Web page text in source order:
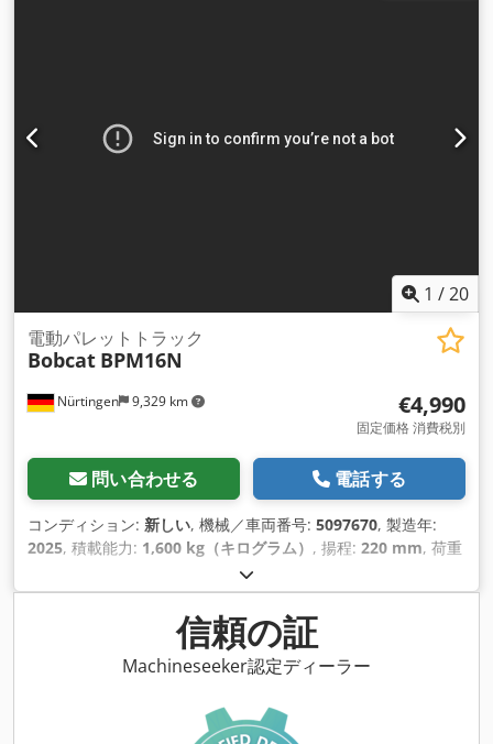
1 /20
Nürtingen 9,329 km
電動パレットトラック
Bobcat BPM16N
€4,990
固定価格 消費税別
問い合わせる 電話する
コンディション: 新しい, 機械／車両番号: 5097670, 製造年:
2025, 積載能力: 1,600 kg（キログラム） , 揚程: 220 mm, 荷重
電気
1,300 mm, バッテリー電圧:25.6 V, フォーク長:1,150 mm,
400 kg（キログラム）,
信頼の証
Machineseeker認定ディーラー